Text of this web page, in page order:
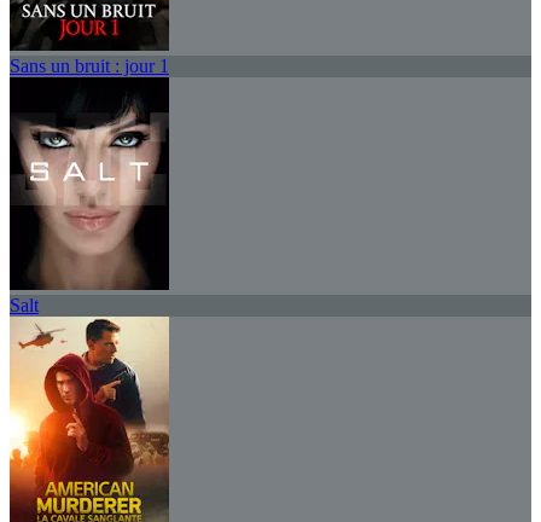
Sans un bruit : jour 1
Salt